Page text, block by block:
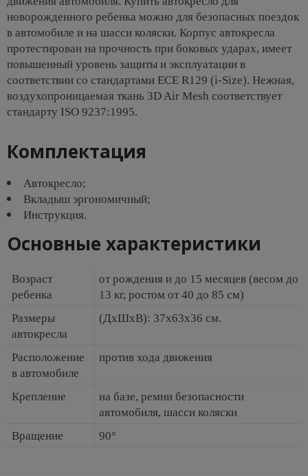
новорожденного ребенка можно для безопасных поездок
в автомобиле и на шасси коляски. Корпус автокресла
протестирован на прочность при боковых ударах, имеет
повышенный уровень защиты и эксплуатации в
соответствии со стандартами ECE R129 (i-Size). Нежная,
воздухопроницаемая ткань 3D Air Mesh соответствует
стандарту ISO 9237:1995.
Комплектация
Автокресло;
Вкладыш эргономичный;
Инструкция.
Основные характеристики
Возраст
ребенка
от рождения и до 15 месяцев (весом до
13 кг, ростом от 40 до 85 см)
Размеры
автокресла
(ДхШхВ): 37х63х36 см.
Расположение
в автомобиле
против хода движения
Крепление
на базе, ремни безопасности
автомобиля, шасси коляски
Вращение
90°